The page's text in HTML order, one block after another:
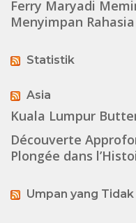
Ferry Maryadi
Menyimpan
Statistik
Asia
Kuala Lumpur
Découverte
Plongée dans
Umpan yang